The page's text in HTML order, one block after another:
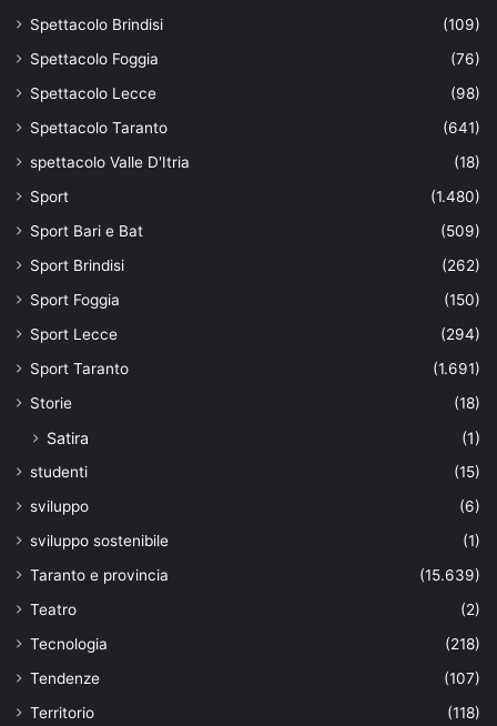
Spettacolo Brindisi
(109)
Spettacolo Foggia
(76)
Spettacolo Lecce
(98)
Spettacolo Taranto
(641)
spettacolo Valle D'Itria
(18)
Sport
(1.480)
Sport Bari e Bat
(509)
Sport Brindisi
(262)
Sport Foggia
(150)
Sport Lecce
(294)
Sport Taranto
(1.691)
Storie
(18)
Satira (1)
studenti
(15)
sviluppo
(6)
sviluppo sostenibile
(1)
Taranto e provincia
(15.639)
Teatro
(2)
Tecnologia
(218)
Tendenze
(107)
Territorio
(118)